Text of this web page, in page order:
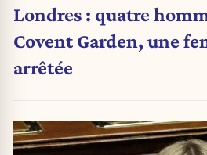
Londres : quatre
Covent Garden, une
arrêtée